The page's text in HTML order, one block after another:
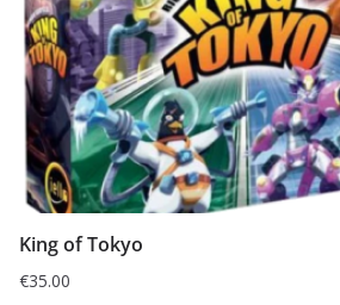
King of Tokyo
€35.00